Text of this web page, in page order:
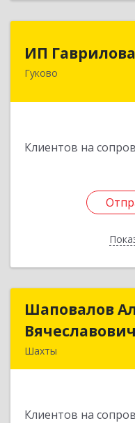
ИП
Гуково
Клиентов на
Шаповалов
Вячеславович
Шахты
Клиентов на